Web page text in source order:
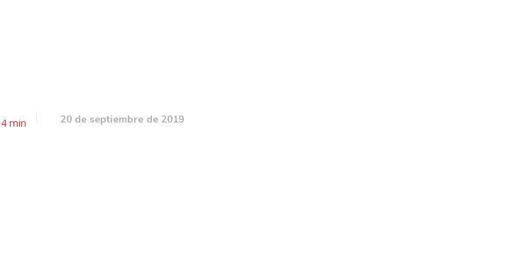
4 min 20 de septiembre de 2019